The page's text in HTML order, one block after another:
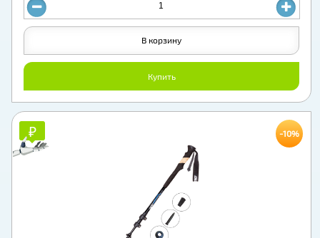
Купить
В корзину
₽
₽ -10%